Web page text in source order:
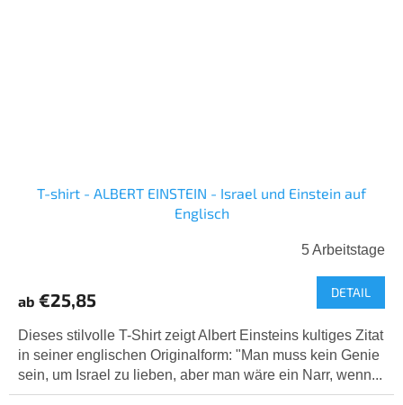
T-shirt - ALBERT EINSTEIN - Israel und Einstein auf
Englisch
5 Arbeitstage
ab €25,85 DETAIL
Dieses stilvolle T-Shirt zeigt Albert Einsteins kultiges Zitat
in seiner englischen Originalform: "Man muss kein Genie
sein, um Israel zu lieben, aber man wäre ein Narr, wenn...